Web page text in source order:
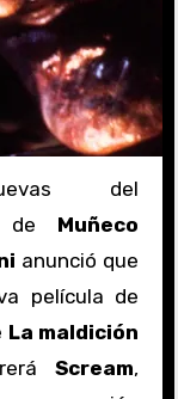
del
de Muñeco
anunció que
película de
La maldición
Scream,